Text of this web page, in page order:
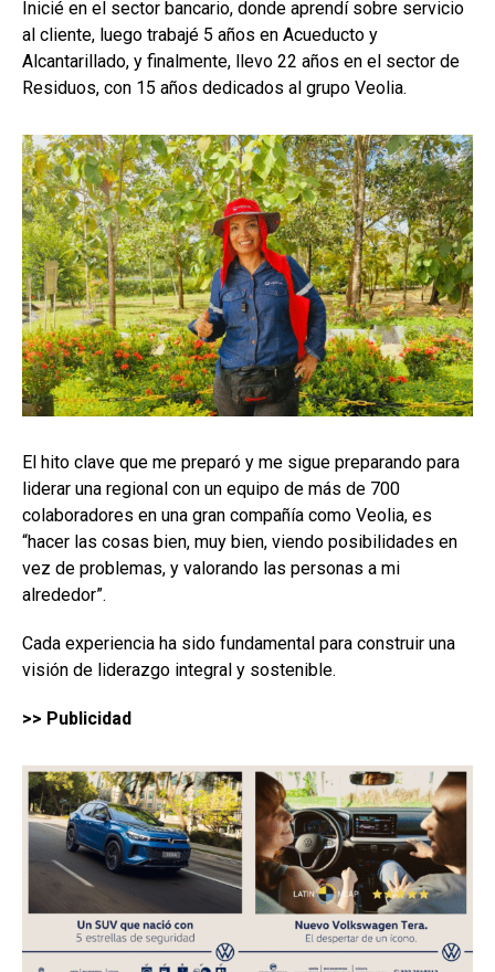
Inicié en el sector bancario, donde aprendí sobre servicio
al cliente, luego trabajé 5 años en Acueducto y
Alcantarillado, y finalmente, llevo 22 años en el sector de
Residuos, con 15 años dedicados al grupo Veolia.
El hito clave que me preparó y me sigue preparando para
liderar una regional con un equipo de más de 700
colaboradores en una gran compañía como Veolia, es
“hacer las cosas bien, muy bien, viendo posibilidades en
vez de problemas, y valorando las personas a mi
alrededor”.
Cada experiencia ha sido fundamental para construir una
visión de liderazgo integral y sostenible.
>> Publicidad